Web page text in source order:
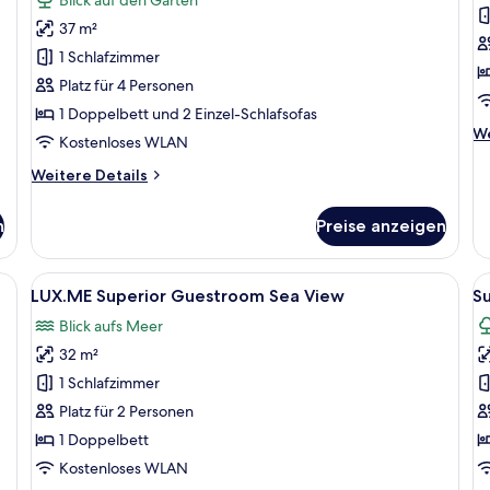
Family
Guestroom
Inland
View
anzeigen
37 m²
1 Schlafzimmer
Platz für 4 Personen
1 Doppelbett und 2 Einzel-Schlafsofas
Kostenloses WLAN
Weitere Details
Weitere
Family
Guestroom
Inland
Preise anzeigen
und Blick auf eine Terrasse mit Stühlen und Tisch.
Alle
Fotos
für
LUX.ME
Superior
Guestroom
Sea
View
Ein Schlafzimmer mit einem großen
11
LUX.ME Superior Guestroom Sea View
Blick aufs Meer
32 m²
1 Schlafzimmer
Platz für 2 Personen
1 Doppelbett
Kostenloses WLAN